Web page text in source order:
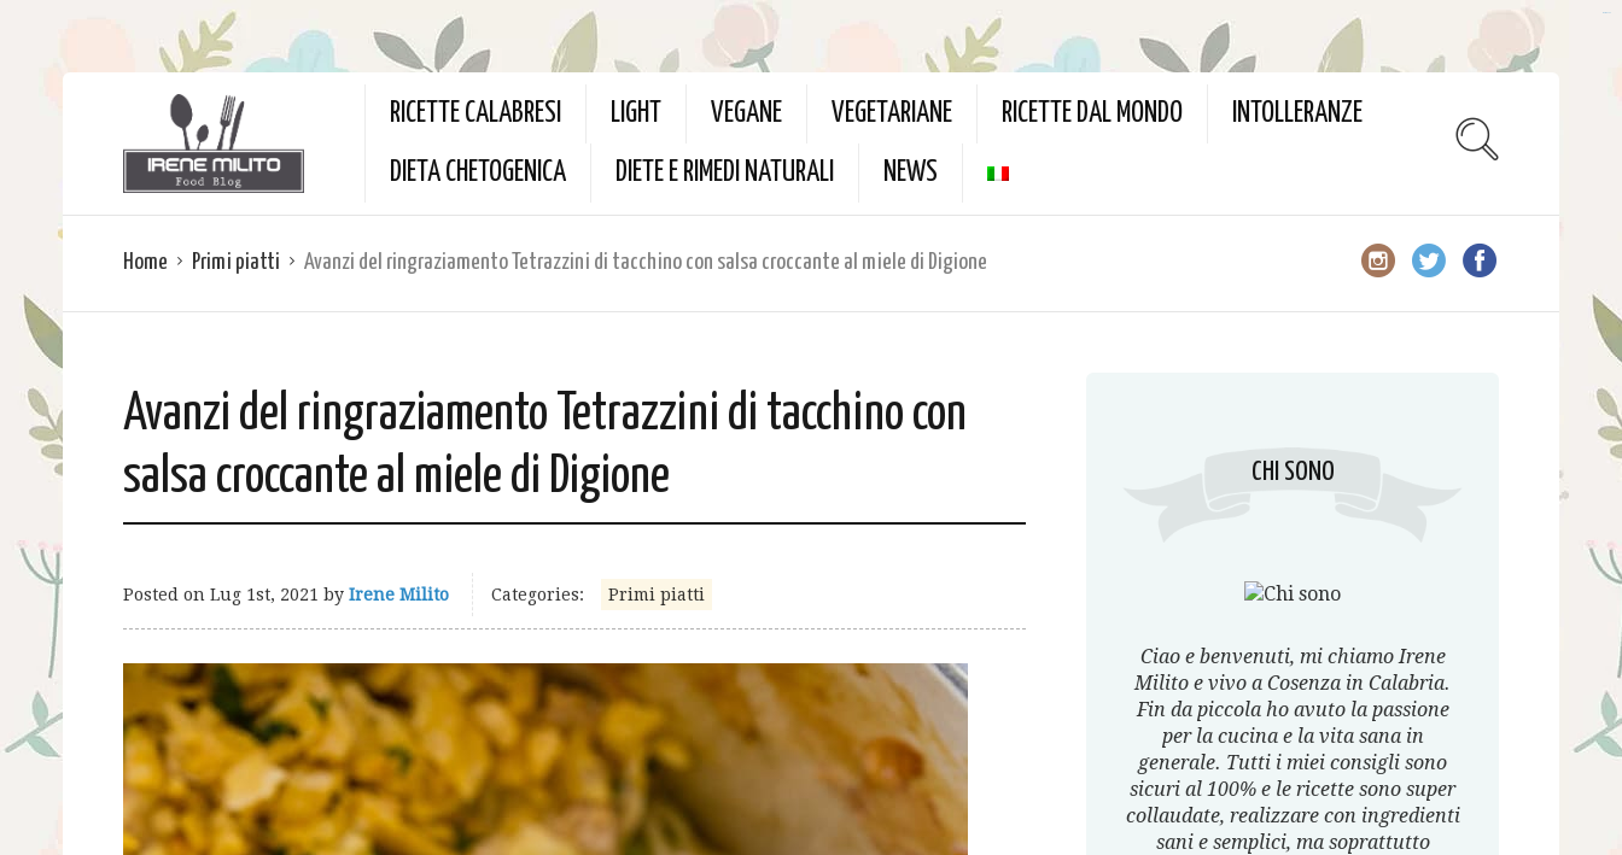
RICETTE CALABRESI LIGHT VEGANE VEGETARIANE RICETTE DAL MONDO INTOLLERANZE
DIETA CHETOGENICA DIETE E RIMEDI NATURALI NEWS
Home Primi piatti Avanzi del ringraziamento Tetrazzini di tacchino con salsa croccante al miele di Digione
Avanzi del ringraziamento Tetrazzini di tacchino con
salsa croccante al miele di Digione
Posted on Lug 1st, 2021 by Irene Milito Categories: Primi piatti
CHI SONO
Ciao e benvenuti, mi chiamo Irene
Milito e vivo a Cosenza in Calabria.
Fin da piccola ho avuto la passione
per la cucina e la vita sana in
generale. Tutti i miei consigli sono
sicuri al 100% e le ricette sono super
collaudate, realizzare con ingredienti
sani e semplici, ma soprattutto